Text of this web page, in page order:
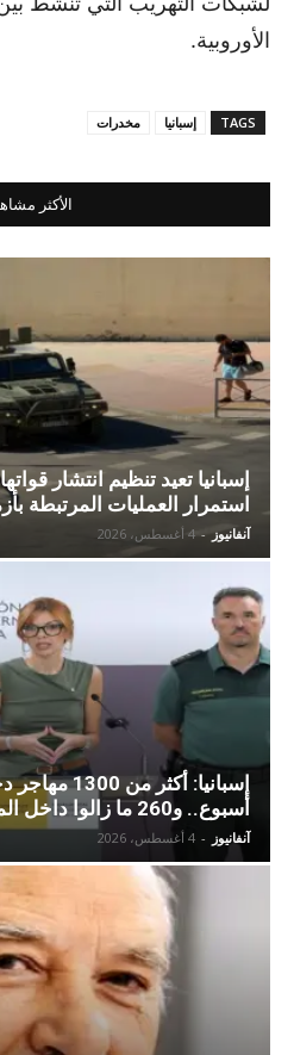
الأوروبية.
TAGS إسبانيا مخدرات
الأكثر
إسبانيا تعيد تنظيم انتشار
استمرار العمليات المرتبطة
آنفانيوز - 4 أغسطس، 2026
إسبانيا: أكثر
أسبوع.. و260 ما زالوا داخل المدينة
آنفانيوز - 4 أغسطس، 2026